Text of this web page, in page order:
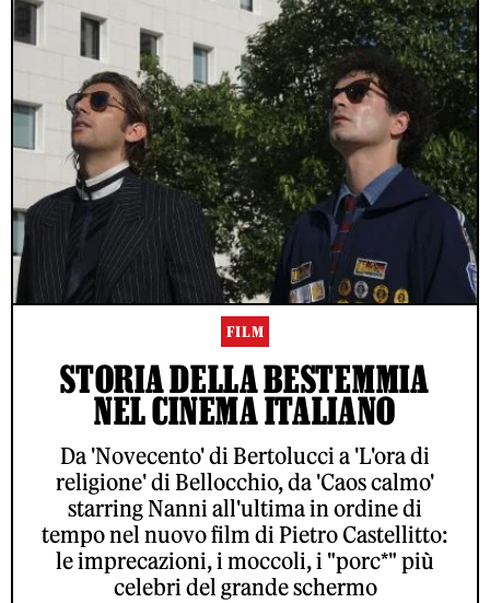
FILM
STORIA DELLA BESTEMMIA
NEL CINEMA ITALIANO
Da 'Novecento' di Bertolucci a 'L'ora di
religione' di Bellocchio, da 'Caos calmo'
starring Nanni all'ultima in ordine di
tempo nel nuovo film di Pietro Castellitto:
le imprecazioni, i moccoli, i "porc*" più
celebri del grande schermo